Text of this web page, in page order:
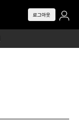
로그아웃